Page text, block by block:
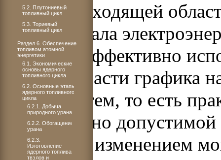
Самой подходящей
энергии стала
наиболее эффективно
базисной части графика
энергосистем, то есть
максимально
режимах с изменением
5.2. Плутониевый
топливный цикл
5.3. Ториевый
топливный цикл
Раздел 6. Обеспечение
топливом атомной
энергетики
6.1. Экономические
основы ядерного
топливного цикла
6.2. Основные этапы
ядерного топливного
цикла
6.2.1. Добыча
природного урана
6.2.2. Обогащение
урана
6.2.3.
Изготовление
ядерного топлива,
твэлов и